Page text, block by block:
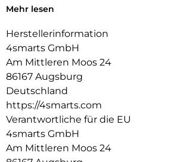
Einfache Montage
einfacher zu montieren als eine
mitgelieferten Reinigungsset lässt sich
staubfrei anbringen. Und wenn es Zeit
auszutauschen, ist das genauso
Glass erhalten Sie einen effektiven und
Displayschutz für Ihr mobiles Gerät.
Kristallklare Qualität
Der Displayschutz bietet nicht nur
Nutzung des Touchscreens. Trotz
Mehr lesen
Herstellerinformation
4smarts GmbH
Am Mittleren Moos 24
86167 Augsburg
Deutschland
https://4smarts.com
Verantwortliche für die EU
4smarts GmbH
Am Mittleren Moos 24